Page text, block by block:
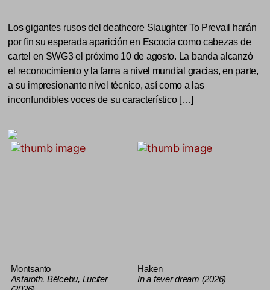
Los gigantes rusos del deathcore Slaughter To Prevail harán
por fin su esperada aparición en Escocia como cabezas de
cartel en SWG3 el próximo 10 de agosto. La banda alcanzó
el reconocimiento y la fama a nivel mundial gracias, en parte,
a su impresionante nivel técnico, así como a las
inconfundibles voces de su característico […]
Montsanto
Astaroth, Bélcebu, Lucifer
Haken
In a fever dream (2026)